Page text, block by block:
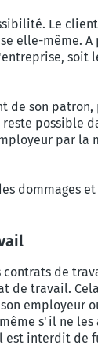
Le
elle-même.
soit
son
possible
par la
dommages
de
travail.
employeur
s'il ne
est interdit de